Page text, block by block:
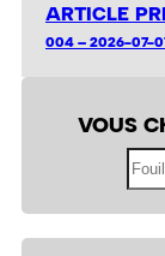
ARTICLE
004 – 2026-07-
VOUS